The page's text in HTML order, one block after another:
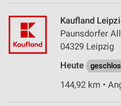
Kaufland
Paunsdorfer
04329 Leipzig
Heute
144,92 km •